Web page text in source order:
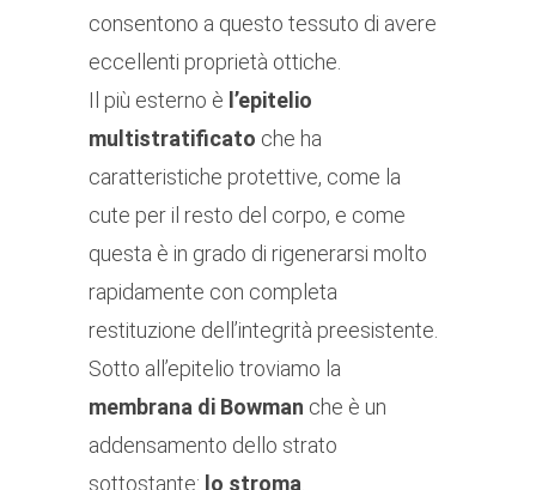
consentono a questo tessuto di avere
eccellenti proprietà ottiche.
Il più esterno è l’epitelio
multistratificato che ha
caratteristiche protettive, come la
cute per il resto del corpo, e come
questa è in grado di rigenerarsi molto
rapidamente con completa
restituzione dell’integrità preesistente.
Sotto all’epitelio troviamo la
membrana di Bowman che è un
addensamento dello strato
sottostante: lo stroma.